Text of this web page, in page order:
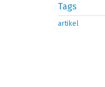
Tags
artikel